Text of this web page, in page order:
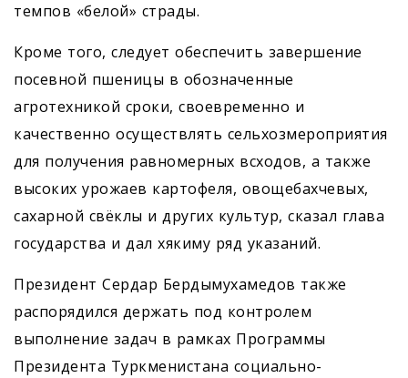
темпов «белой» страды.
Кроме того, следует обеспечить завершение
посевной пшеницы в обозначенные
агротехникой сроки, своевременно и
качественно осуществлять сельхозмероприятия
для получения равномерных всходов, а также
высоких урожаев картофеля, овощебахчевых,
сахарной свёклы и других культур, сказал глава
государства и дал хякиму ряд указаний.
Президент Сердар Бердымухамедов также
распорядился держать под контролем
выполнение задач в рамках Программы
Президента Туркменистана социально-